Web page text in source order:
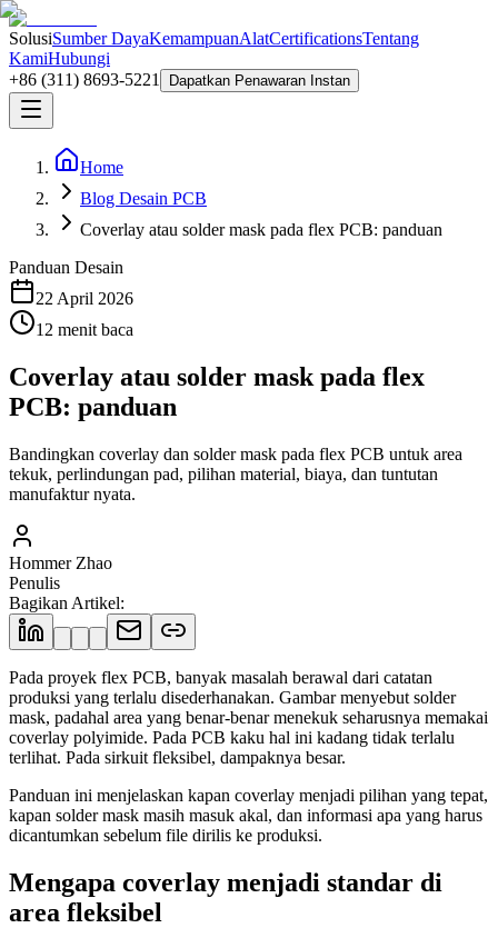
SolusiSumber DayaKemampuanAlatCertificationsTentang
KamiHubungi
+86 (311) 8693-5221
Dapatkan Penawaran Instan
Home
Blog Desain PCB
Coverlay atau solder mask pada flex PCB: panduan
Panduan Desain
22 April 2026
12 menit baca
Coverlay atau solder mask pada flex
PCB: panduan
Bandingkan coverlay dan solder mask pada flex PCB untuk area
tekuk, perlindungan pad, pilihan material, biaya, dan tuntutan
manufaktur nyata.
Hommer Zhao
Penulis
Bagikan Artikel:
Pada proyek flex PCB, banyak masalah berawal dari catatan
produksi yang terlalu disederhanakan. Gambar menyebut solder
mask, padahal area yang benar-benar menekuk seharusnya memakai
coverlay polyimide. Pada PCB kaku hal ini kadang tidak terlalu
terlihat. Pada sirkuit fleksibel, dampaknya besar.
Panduan ini menjelaskan kapan coverlay menjadi pilihan yang tepat,
kapan solder mask masih masuk akal, dan informasi apa yang harus
dicantumkan sebelum file dirilis ke produksi.
Mengapa coverlay menjadi standar di
area fleksibel